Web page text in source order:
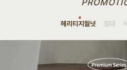
헤리티지월넛 침대